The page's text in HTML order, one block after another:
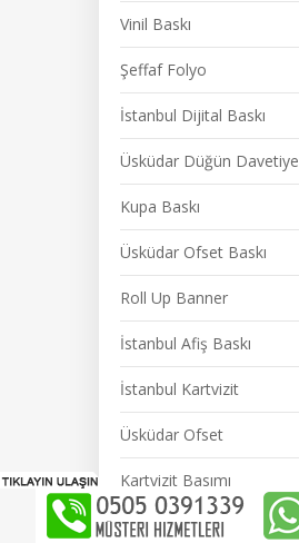
Vinil Baskı
Şeffaf Folyo
İstanbul Dijital Baskı
Üsküdar Düğün Davetiye
Kupa Baskı
Üsküdar Ofset Baskı
Roll Up Banner
İstanbul Afiş Baskı
İstanbul Kartvizit
Üsküdar Ofset
Kartvizit Basımı
Üsküdar Afiş Baskı